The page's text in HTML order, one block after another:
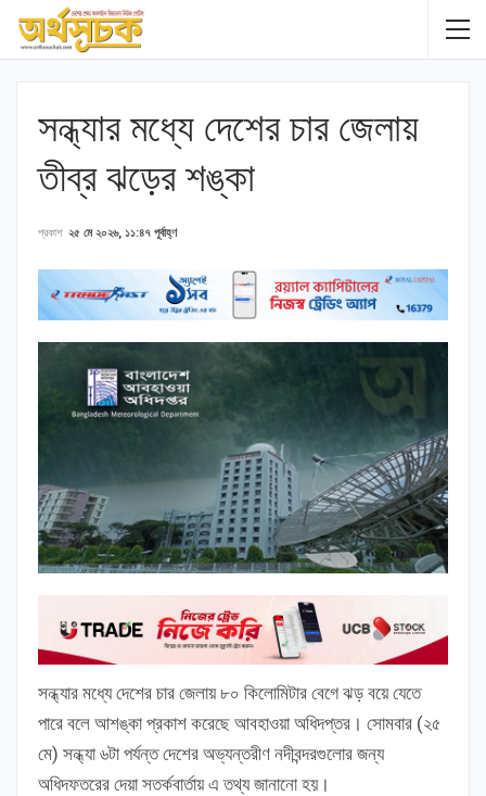
সন্ধ্যার মধ্যে দেশের চার জেলায়
তীব্র ঝড়ের শঙ্কা
প্রকাশ ২৫ মে ২০২৬, ১১:৪৭ পূর্বাহ্ণ
সন্ধ্যার মধ্যে দেশের চার জেলায় ৮০ কিলোমিটার বেগে ঝড় বয়ে যেতে
পারে বলে আশঙ্কা প্রকাশ করেছে আবহাওয়া অধিদপ্তর। সোমবার (২৫
মে) সন্ধ্যা ৬টা পর্যন্ত দেশের অভ্যন্তরীণ নদীবন্দরগুলোর জন্য
অধিদফতরের দেয়া সতর্কবার্তায় এ তথ্য জানানো হয়।